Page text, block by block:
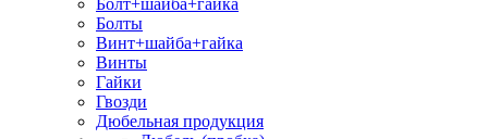
Болт+шайба+гайка
Болты
Винт+шайба+гайка
Винты
Гайки
Гвозди
Дюбельная продукция